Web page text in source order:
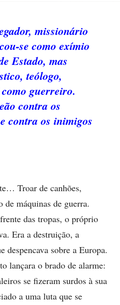
missionário
se como exímio
Estado, mas
teólogo,
guerreiro.
contra os
contra os inimigos
Troar de canhões,
de máquinas de guerra.
das tropas, o próprio
Era a destruição, a
despencava sobre a Europa.
lançara o brado de alarme:
se fizeram surdos à sua
a uma luta que se